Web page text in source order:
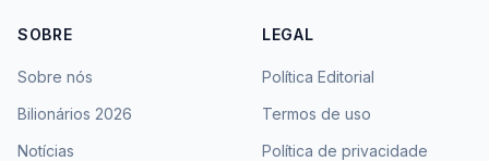
SOBRE
Sobre nós
Bilionários 2026
Notícias
LEGAL
Política Editorial
Termos de uso
Política de privacidade